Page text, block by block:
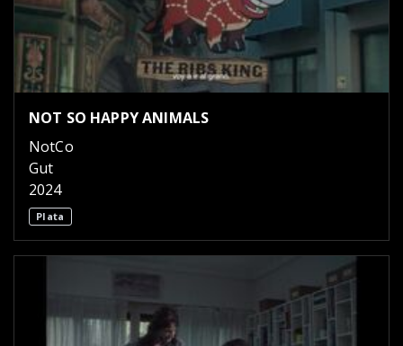
NOT SO HAPPY ANIMALS
NotCo
Gut
2024
Plata